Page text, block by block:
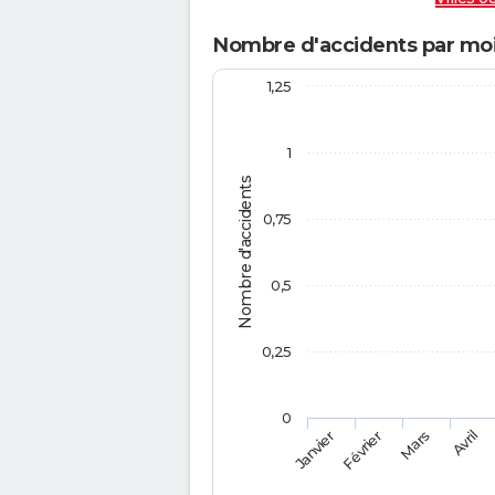
Nombre d'accidents par
Nombre d'accidents
JanvierFévrier Mars Avril
0
1
0,25
0,5
0,75
1,25